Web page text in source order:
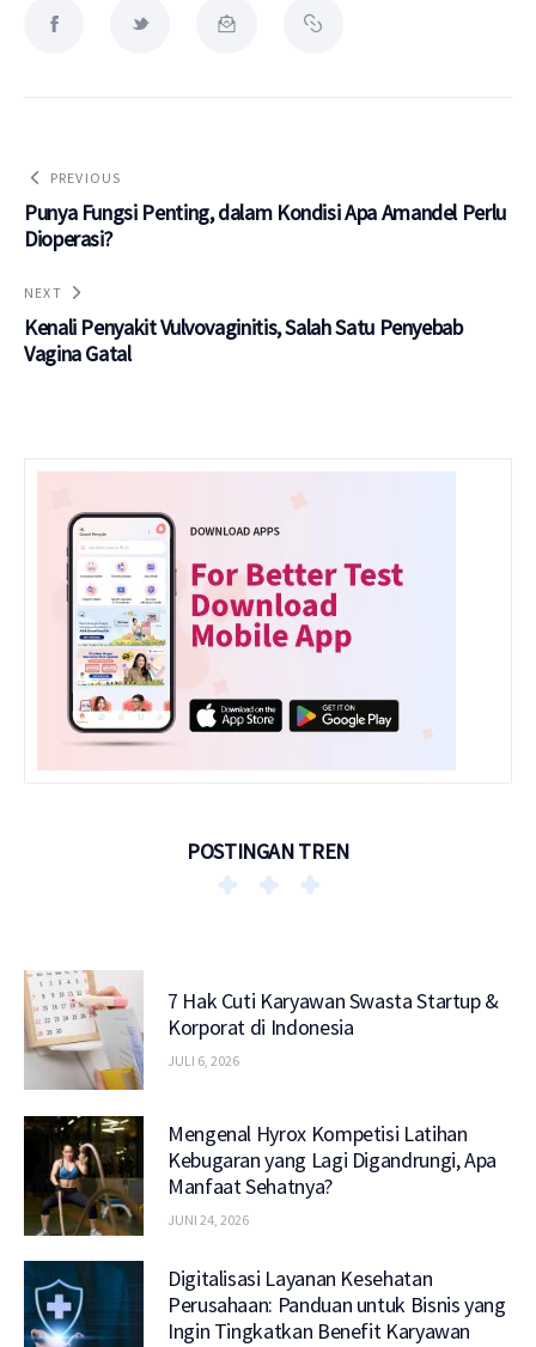
PREVIOUS
Punya Fungsi Penting, dalam Kondisi Apa Amandel Perlu
Dioperasi?
NEXT
Kenali Penyakit Vulvovaginitis, Salah Satu Penyebab
Vagina Gatal
POSTINGAN TREN
7 Hak Cuti Karyawan Swasta Startup &
Korporat di Indonesia
JULI 6, 2026
Mengenal Hyrox Kompetisi Latihan
Kebugaran yang Lagi Digandrungi, Apa
Manfaat Sehatnya?
JUNI 24, 2026
Digitalisasi Layanan Kesehatan
Perusahaan: Panduan untuk Bisnis yang
Ingin Tingkatkan Benefit Karyawan